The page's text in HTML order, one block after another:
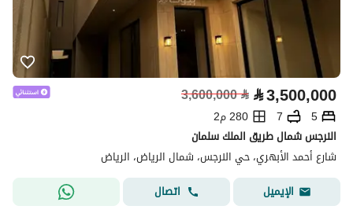
⃁3,500,000
⃁
3,600,000
5
7
280 م2
النرجس شمال طريق الملك سلمان
شارع أحمد الأبهري، حي النرجس، شمال الرياض، الرياض
الإيميل
اتصال